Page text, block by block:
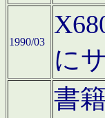
1990/03
に
書